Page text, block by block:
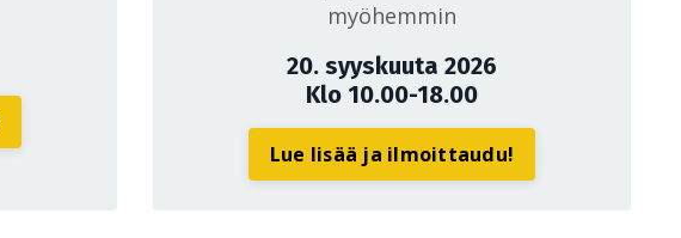
myöhemmin
20. syyskuuta 2026
Klo 10.00-18.00
Lue lisää ja ilmoittaudu!